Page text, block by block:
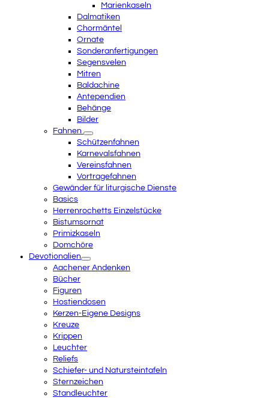
Marienkaseln
Dalmatiken
Chormäntel
Ornate
Sonderanfertigungen
Segensvelen
Mitren
Baldachine
Antependien
Behänge
Bilder
Fahnen
Schützenfahnen
Karnevalsfahnen
Vereinsfahnen
Vortragefahnen
Gewänder für liturgische Dienste
Basics
Herrenrochetts Einzelstücke
Bistumsornat
Primizkaseln
Domchöre
Devotionalien
Aachener Andenken
Bücher
Figuren
Hostiendosen
Kerzen-Eigene Designs
Kreuze
Krippen
Leuchter
Reliefs
Schiefer- und Natursteintafeln
Sternzeichen
Standleuchter